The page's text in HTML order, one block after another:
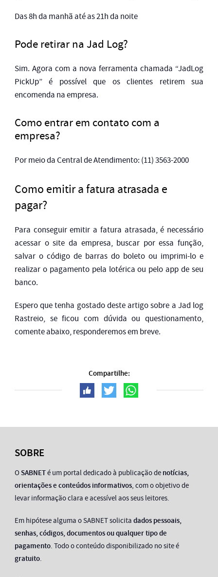
Das 8h da manhã até as 21h da noite
Pode retirar na Jad Log?
Sim. Agora com a nova ferramenta chamada “JadLog
PickUp” é possível que os clientes retirem sua
encomenda na empresa.
Como entrar em contato com a
empresa?
Por meio da Central de Atendimento: (11) 3563-2000
Como emitir a fatura atrasada e
pagar?
Para conseguir emitir a fatura atrasada, é necessário
acessar o site da empresa, buscar por essa função,
salvar o código de barras do boleto ou imprimi-lo e
realizar o pagamento pela lotérica ou pelo app de seu
banco.
Espero que tenha gostado deste artigo sobre a Jad log
Rastreio, se ficou com dúvida ou questionamento,
comente abaixo, responderemos em breve.
Compartilhe:
SOBRE
O SABNETé um portal dedicado à publicação de notícias,
orientações e conteúdos informativos, com o objetivo de
levar informação clara e acessível aos seus leitores.
Em hipótese alguma o SABNET solicita dados pessoais,
senhas, códigos, documentos ou qualquer tipo de
pagamento. Todo o conteúdo disponibilizado no site é
gratuito.